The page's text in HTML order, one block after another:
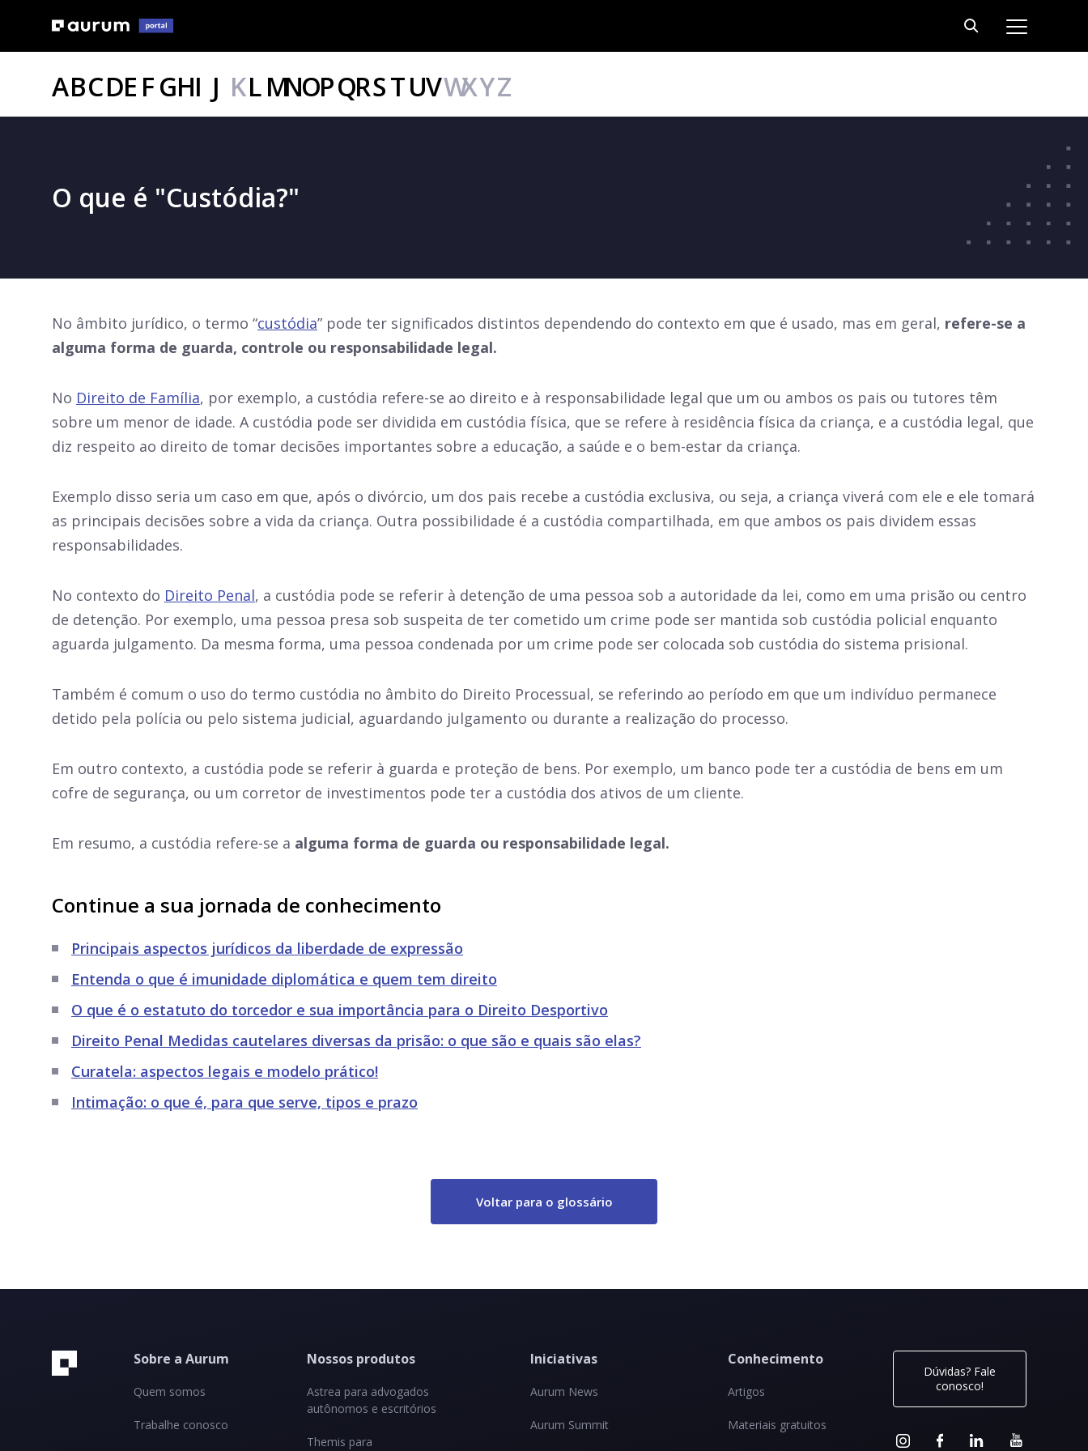
ABCDE FGHI J KLMNOPQRSTUVWXYZ
O que é "Custódia?"
No âmbito jurídico, o termo “custódia” pode ter significados distintos dependendo do contexto em que é usado, mas em geral, refere-se a
alguma forma de guarda, controle ou responsabilidade legal.
No Direito de Família, por exemplo, a custódia refere-se ao direito e à responsabilidade legal que um ou ambos os pais ou tutores têm
sobre um menor de idade. A custódia pode ser dividida em custódia física, que se refere à residência física da criança, e a custódia legal, que
diz respeito ao direito de tomar decisões importantes sobre a educação, a saúde e o bem-estar da criança.
Exemplo disso seria um caso em que, após o divórcio, um dos pais recebe a custódia exclusiva, ou seja, a criança viverá com ele e ele tomará
as principais decisões sobre a vida da criança. Outra possibilidade é a custódia compartilhada, em que ambos os pais dividem essas
responsabilidades.
No contexto do Direito Penal, a custódia pode se referir à detenção de uma pessoa sob a autoridade da lei, como em uma prisão ou centro
de detenção. Por exemplo, uma pessoa presa sob suspeita de ter cometido um crime pode ser mantida sob custódia policial enquanto
aguarda julgamento. Da mesma forma, uma pessoa condenada por um crime pode ser colocada sob custódia do sistema prisional.
Também é comum o uso do termo custódia no âmbito do Direito Processual, se referindo ao período em que um indivíduo permanece
detido pela polícia ou pelo sistema judicial, aguardando julgamento ou durante a realização do processo.
Em outro contexto, a custódia pode se referir à guarda e proteção de bens. Por exemplo, um banco pode ter a custódia de bens em um
cofre de segurança, ou um corretor de investimentos pode ter a custódia dos ativos de um cliente.
Em resumo, a custódia refere-se a alguma forma de guarda ou responsabilidade legal.
Continue a sua jornada de conhecimento
Principais aspectos jurídicos da liberdade de expressão
Entenda o que é imunidade diplomática e quem tem direito
O que é o estatuto do torcedor e sua importância para o Direito Desportivo
Direito Penal Medidas cautelares diversas da prisão: o que são e quais são elas?
Curatela: aspectos legais e modelo prático!
Intimação: o que é, para que serve, tipos e prazo
Voltar para o glossário
Sobre a Aurum
Quem somos
Trabalhe conosco
Nossos produtos
Astrea para advogados
autônomos e escritórios
Themis para
Iniciativas
Aurum News
Aurum Summit
Conhecimento
Artigos
Materiais gratuitos
Dúvidas? Fale
conosco!